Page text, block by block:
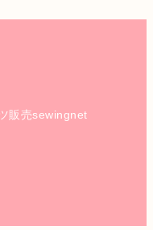
販売sewingnet